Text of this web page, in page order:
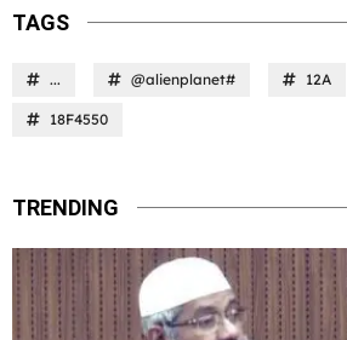
TAGS
... @alienplanet# 12A
18F4550
TRENDING